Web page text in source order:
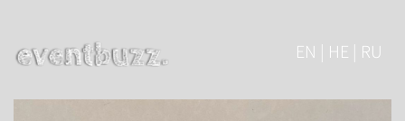
EN | HE | RU